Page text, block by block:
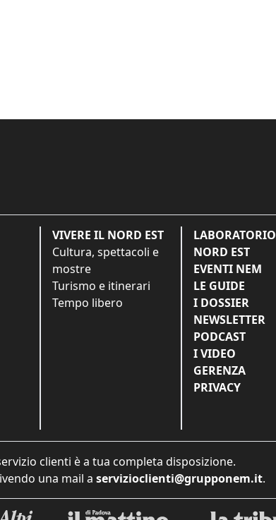
VIVERE IL NORD EST
Cultura, spettacoli e
mostre
Turismo e itinerari
Tempo libero
LABORATORIO
NORD EST
EVENTI NEM
LE GUIDE
I DOSSIER
NEWSLETTER
PODCAST
I VIDEO
GERENZA
PRIVACY
clienti è a tua completa disposizione.
una mail a servizioclienti@grupponem.it.